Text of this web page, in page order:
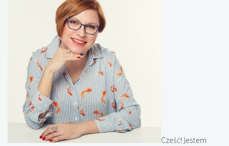
Cześć! Jestem